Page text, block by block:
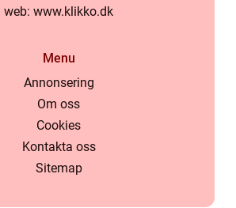
web: www.klikko.dk
Menu
Annonsering
Om oss
Cookies
Kontakta oss
Sitemap